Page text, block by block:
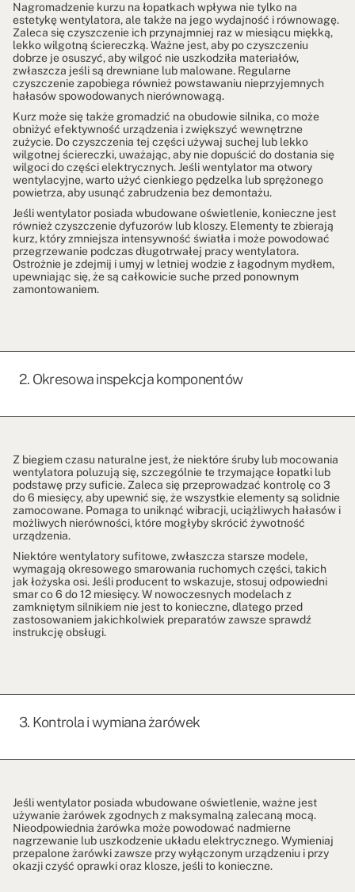
Nagromadzenie kurzu na łopatkach wpływa nie tylko na
estetykę wentylatora, ale także na jego wydajność i równowagę.
Zaleca się czyszczenie ich przynajmniej raz w miesiącu miękką,
lekko wilgotną ściereczką. Ważne jest, aby po czyszczeniu
dobrze je osuszyć, aby wilgoć nie uszkodziła materiałów,
zwłaszcza jeśli są drewniane lub malowane. Regularne
czyszczenie zapobiega również powstawaniu nieprzyjemnych
hałasów spowodowanych nierównowagą.
Kurz może się także gromadzić na obudowie silnika, co może
obniżyć efektywność urządzenia i zwiększyć wewnętrzne
zużycie. Do czyszczenia tej części używaj suchej lub lekko
wilgotnej ściereczki, uważając, aby nie dopuścić do dostania się
wilgoci do części elektrycznych. Jeśli wentylator ma otwory
wentylacyjne, warto użyć cienkiego pędzelka lub sprężonego
powietrza, aby usunąć zabrudzenia bez demontażu.
Jeśli wentylator posiada wbudowane oświetlenie, konieczne jest
również czyszczenie dyfuzorów lub kloszy. Elementy te zbierają
kurz, który zmniejsza intensywność światła i może powodować
przegrzewanie podczas długotrwałej pracy wentylatora.
Ostrożnie je zdejmij i umyj w letniej wodzie z łagodnym mydłem,
upewniając się, że są całkowicie suche przed ponownym
zamontowaniem.
2. Okresowa inspekcja komponentów
Z biegiem czasu naturalne jest, że niektóre śruby lub mocowania
wentylatora poluzują się, szczególnie te trzymające łopatki lub
podstawę przy suficie. Zaleca się przeprowadzać kontrolę co 3
do 6 miesięcy, aby upewnić się, że wszystkie elementy są solidnie
zamocowane. Pomaga to uniknąć wibracji, uciążliwych hałasów i
możliwych nierówności, które mogłyby skrócić żywotność
urządzenia.
Niektóre wentylatory sufitowe, zwłaszcza starsze modele,
wymagają okresowego smarowania ruchomych części, takich
jak łożyska osi. Jeśli producent to wskazuje, stosuj odpowiedni
smar co 6 do 12 miesięcy. W nowoczesnych modelach z
zamkniętym silnikiem nie jest to konieczne, dlatego przed
zastosowaniem jakichkolwiek preparatów zawsze sprawdź
instrukcję obsługi.
3. Kontrola i wymiana żarówek
Jeśli wentylator posiada wbudowane oświetlenie, ważne jest
używanie żarówek zgodnych z maksymalną zalecaną mocą.
Nieodpowiednia żarówka może powodować nadmierne
nagrzewanie lub uszkodzenie układu elektrycznego. Wymieniaj
przepalone żarówki zawsze przy wyłączonym urządzeniu i przy
okazji czyść oprawki oraz klosze, jeśli to konieczne.